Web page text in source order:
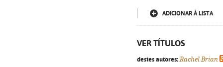
ADICIONAR À LISTA
VER TÍTULOS
destes autores: Rachel Brian